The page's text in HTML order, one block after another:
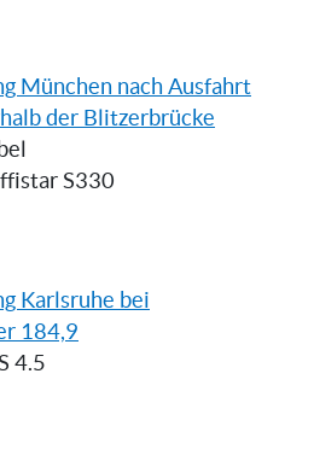
München nach Ausfahrt
der Blitzerbrücke
S330
Karlsruhe bei
184,9
4.5